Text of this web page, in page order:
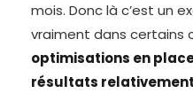
mois. Donc là c’est un
vraiment dans certains
optimisations en
résultats